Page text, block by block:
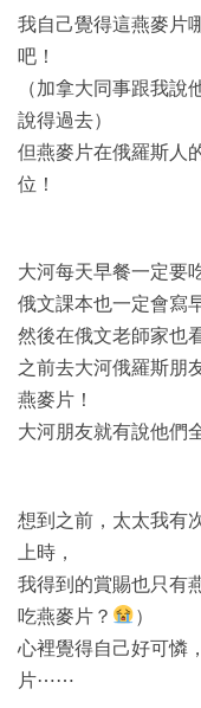
我自己覺得這燕麥片
吧！
（加拿大同事跟我
說得過去）
但燕麥片在俄羅斯人
位！
大河每天早餐一定要
俄文課本也一定會寫
然後在俄文老師家也
之前去大河俄羅斯朋
燕麥片！
大河朋友就有說他們
想到之前，太太我有
上時，
我得到的賞賜也只有
吃燕麥片？
）
心裡覺得自己好可憐
片⋯⋯